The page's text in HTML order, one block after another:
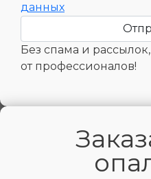
данных
Без спама и
от профессионалов!